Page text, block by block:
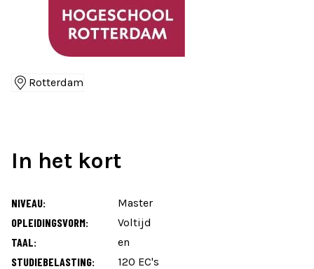
Rotterdam
In het kort
NIVEAU:
Master
OPLEIDINGSVORM:
Voltijd
TAAL:
en
STUDIEBELASTING:
120 EC's